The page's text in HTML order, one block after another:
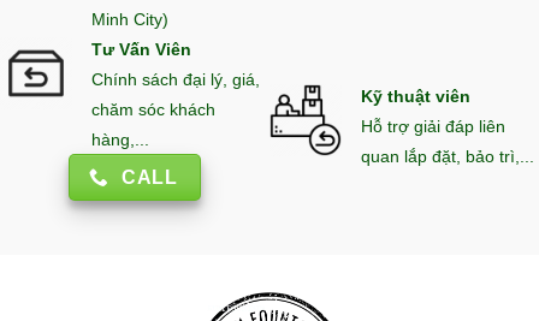
Minh City)
Tư Vấn Viên
Chính sách đại lý, giá,
chăm sóc khách
hàng,...
CALL
Kỹ thuật viên
Hỗ trợ giải đáp liên
quan lắp đặt, bảo trì,...